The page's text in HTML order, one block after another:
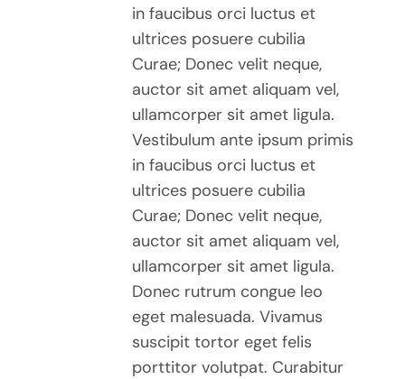
in faucibus orci luctus et
ultrices posuere cubilia
Curae; Donec velit neque,
auctor sit amet aliquam vel,
ullamcorper sit amet ligula.
Vestibulum ante ipsum primis
in faucibus orci luctus et
ultrices posuere cubilia
Curae; Donec velit neque,
auctor sit amet aliquam vel,
ullamcorper sit amet ligula.
Donec rutrum congue leo
eget malesuada. Vivamus
suscipit tortor eget felis
porttitor volutpat. Curabitur